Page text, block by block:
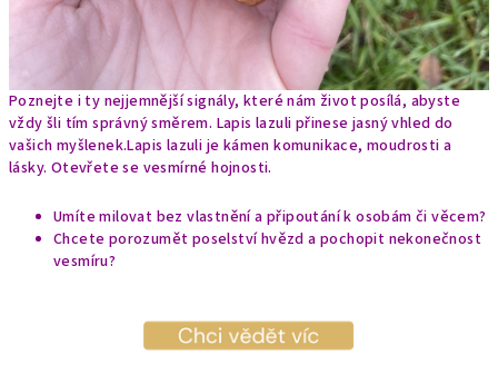
Poznejte i ty nejjemnější signály, které nám život posílá, abyste
vždy šli tím správný směrem. Lapis lazuli přinese jasný vhled do
vašich myšlenek.Lapis lazuli je kámen komunikace, moudrosti a
lásky. Otevřete se vesmírné hojnosti.
Umíte milovat bez vlastnění a připoutání k osobám či věcem?
Chcete porozumět poselství hvězd a pochopit nekonečnost
vesmíru?